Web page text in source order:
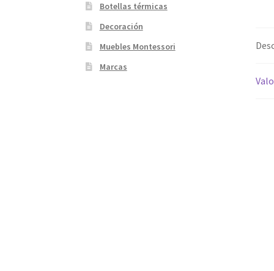
Botellas térmicas
Decoración
Muebles Montessori
Marcas